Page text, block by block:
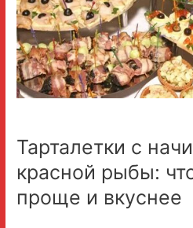
Тарталетки с
красной рыбы:
проще и вкуснее